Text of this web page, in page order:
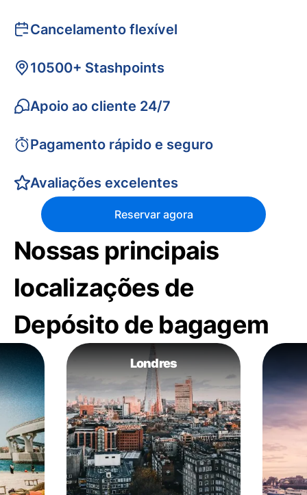
Cancelamento flexível
10500+ Stashpoints
Apoio ao cliente 24/7
Pagamento rápido e seguro
Avaliações excelentes
Reservar agora
Nossas principais
localizações de
Depósito de bagagem
Londres